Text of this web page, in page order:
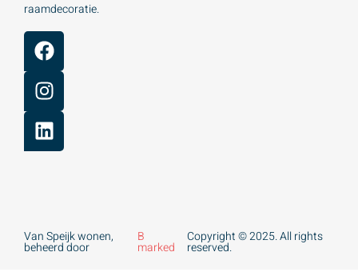
raamdecoratie.
Van Speijk wonen,
beheerd door
B
marked
Copyright © 2025. All rights
reserved.